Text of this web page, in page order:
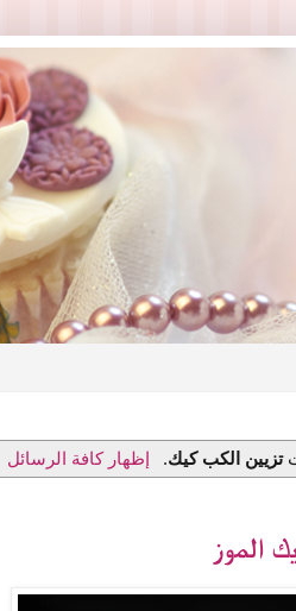
تزيين الكب كيك. إظهار كافة الرسائل
الموز